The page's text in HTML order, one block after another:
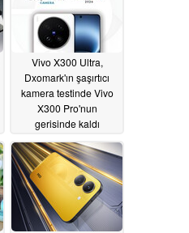
Vivo X300 Ultra,
Dxomark'ın şaşırtıcı
kamera testinde Vivo
X300 Pro'nun
gerisinde kaldı
06/03/2026